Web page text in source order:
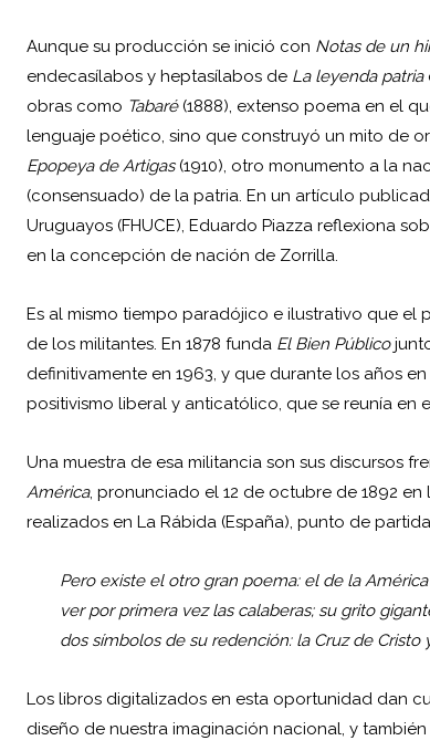
Aunque su producción se inició con Notas de un
endecasílabos y heptasílabos de La leyenda patria
obras como Tabaré(1888), extenso poema en el
lenguaje poético, sino que construyó un mito de
Epopeya de Artigas(1910), otro monumento a la
(consensuado) de la patria. En un artículo
Uruguayos (FHUCE), Eduardo Piazza reflexiona
en la concepción de nación de Zorrilla.
Es al mismo tiempo paradójico e ilustrativo que
de los militantes. En 1878 funda El Bien Público
definitivamente en 1963, y que durante los años
positivismo liberal y anticatólico, que se reunía en
Una muestra de esa militancia son sus discursos
América, pronunciado el 12 de octubre de 1892
realizados en La Rábida (España), punto de
Pero existe el otro gran poema: el de la
ver por primera vez las calaberas; su grito
dos símbolos de su redención: la Cruz de Cristo
Los libros digitalizados en esta oportunidad dan
diseño de nuestra imaginación nacional, y